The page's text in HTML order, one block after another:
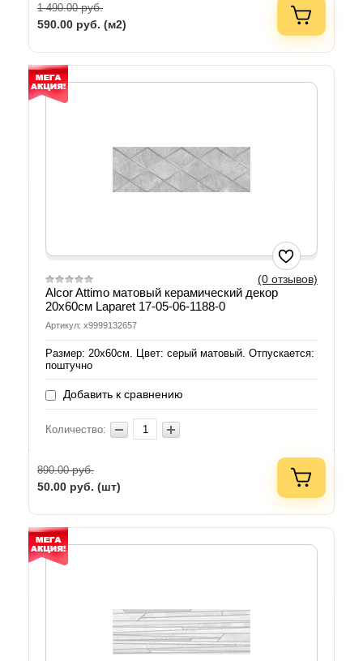
1 490.00руб.
590.00 руб. (м2)
(0 отзывов)
Alcor Attimo матовый керамический декор
20x60см Laparet 17-05-06-1188-0
Артикул: х9999132657
Размер: 20х60см. Цвет: серый матовый. Отпускается:
поштучно
Добавить к сравнению
Количество:
890.00руб.
50.00 руб. (шт)